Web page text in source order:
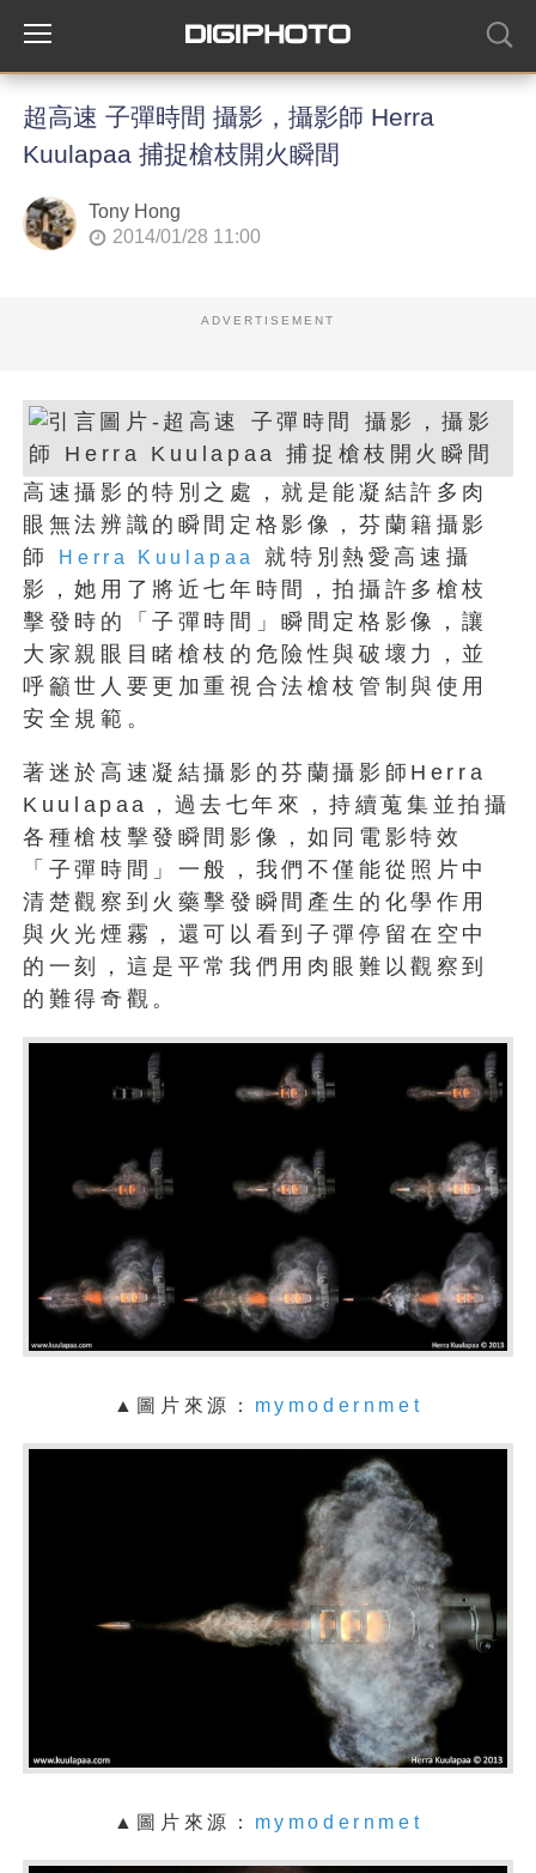
超高速 子彈時間 攝影，攝影師 Herra
Kuulapaa 捕捉槍枝開火瞬間
Tony Hong
2014/01/28 11:00
ADVERTISEMENT
高速攝影的特別之處，就是能凝結許多肉
眼無法辨識的瞬間定格影像，芬蘭籍攝影
師
Herra Kuulapaa
就特別熱愛高速攝
影，她用了將近七年時間，拍攝許多槍枝
擊發時的「子彈時間」瞬間定格影像，讓
大家親眼目睹槍枝的危險性與破壞力，並
呼籲世人要更加重視合法槍枝管制與使用
安全規範。
著迷於高速凝結攝影的芬蘭攝影師Herra
Kuulapaa，過去七年來，持續蒐集並拍攝
各種槍枝擊發瞬間影像，如同電影特效
「子彈時間」一般，我們不僅能從照片中
清楚觀察到火藥擊發瞬間產生的化學作用
與火光煙霧，還可以看到子彈停留在空中
的一刻，這是平常我們用肉眼難以觀察到
的難得奇觀。
▲圖片來源： mymodernmet
▲圖片來源： mymodernmet